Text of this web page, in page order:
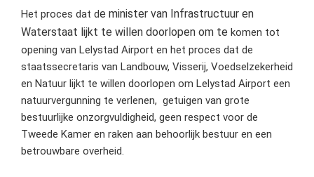
Het proces dat de minister van Infrastructuur en
Waterstaat lijkt te willen doorlopen om te komen tot
opening van Lelystad Airport en het proces dat de
staatssecretaris van Landbouw, Visserij, Voedselzekerheid
en Natuur lijkt te willen doorlopen om Lelystad Airport een
natuurvergunning te verlenen, getuigen van grote
bestuurlijke onzorgvuldigheid, geen respect voor de
Tweede Kamer en raken aan behoorlijk bestuur en een
betrouwbare overheid.